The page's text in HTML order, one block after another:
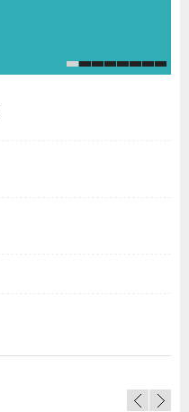
1 2 3 4 5 6 7 8